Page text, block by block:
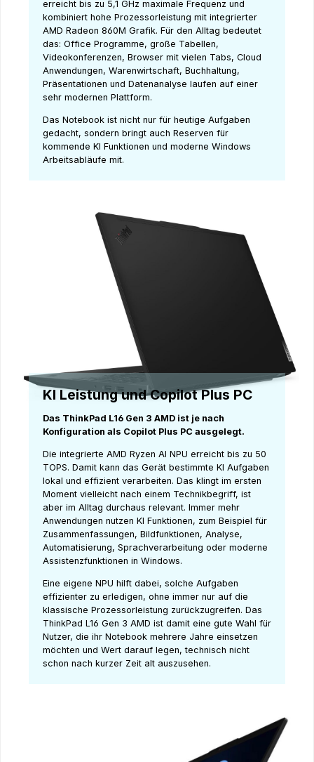
erreicht bis zu 5,1 GHz maximale Frequenz und
kombiniert hohe Prozessorleistung mit integrierter
AMD Radeon 860M Grafik. Für den Alltag bedeutet
das: Office Programme, große Tabellen,
Videokonferenzen, Browser mit vielen Tabs, Cloud
Anwendungen, Warenwirtschaft, Buchhaltung,
Präsentationen und Datenanalyse laufen auf einer
sehr modernen Plattform.
Das Notebook ist nicht nur für heutige Aufgaben
gedacht, sondern bringt auch Reserven für
kommende KI Funktionen und moderne Windows
Arbeitsabläufe mit.
KI Leistung und Copilot Plus PC
Das ThinkPad L16 Gen 3 AMD ist je nach
Konfiguration als Copilot Plus PC ausgelegt.
Die integrierte AMD Ryzen AI NPU erreicht bis zu 50
TOPS. Damit kann das Gerät bestimmte KI Aufgaben
lokal und effizient verarbeiten. Das klingt im ersten
Moment vielleicht nach einem Technikbegriff, ist
aber im Alltag durchaus relevant. Immer mehr
Anwendungen nutzen KI Funktionen, zum Beispiel für
Zusammenfassungen, Bildfunktionen, Analyse,
Automatisierung, Sprachverarbeitung oder moderne
Assistenzfunktionen in Windows.
Eine eigene NPU hilft dabei, solche Aufgaben
effizienter zu erledigen, ohne immer nur auf die
klassische Prozessorleistung zurückzugreifen. Das
ThinkPad L16 Gen 3 AMD ist damit eine gute Wahl für
Nutzer, die ihr Notebook mehrere Jahre einsetzen
möchten und Wert darauf legen, technisch nicht
schon nach kurzer Zeit alt auszusehen.